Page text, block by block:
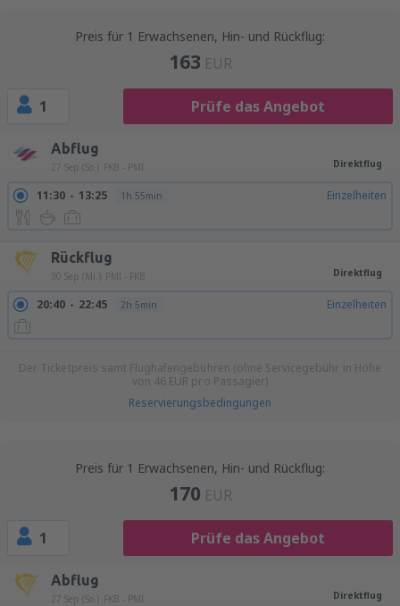
Preis für 1 Erwachsenen, Hin- und Rückflug:
163 EUR
1 Prüfe das Angebot
Abflug
27 Sep (So.) FKB - PMI Direktflug
11:30 13:25 1h 55min Einzelheiten
Rückflug
30 Sep (Mi.) PMI - FKB Direktflug
20:40 22:45 2h 5min Einzelheiten
Der Ticketpreis samt Flughafengebühren (ohne Servicegebühr in Höhe
von 46 EUR pro Passagier)
Reservierungsbedingungen
Preis für 1 Erwachsenen, Hin- und Rückflug:
170 EUR
1 Prüfe das Angebot
Abflug
27 Sep (So.) FKB - PMI Direktflug